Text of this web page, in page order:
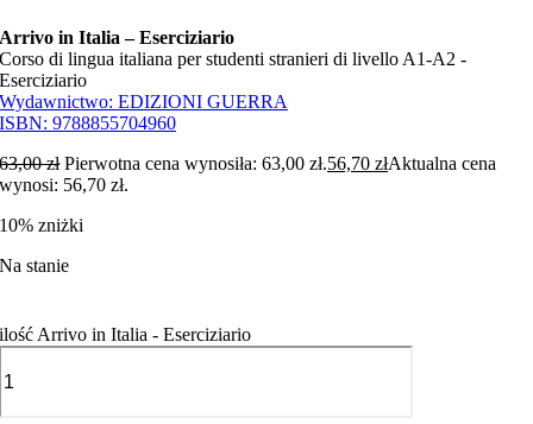
Arrivo in Italia – Eserciziario
Corso di lingua italiana per studenti stranieri di livello A1-A2 -
Eserciziario
Wydawnictwo:EDIZIONI GUERRA
ISBN:9788855704960
63,00zł Pierwotna cena wynosiła: 63,00 zł.56,70złAktualna cena
wynosi: 56,70 zł.
10% zniżki
Na stanie
ilość Arrivo in Italia - Eserciziario